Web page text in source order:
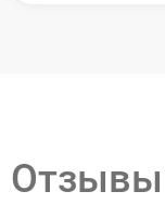
Отзывы